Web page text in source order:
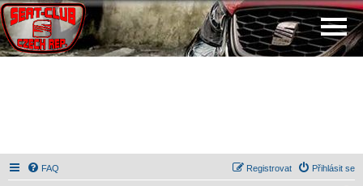
FAQ Přihlásit se
Registrovat